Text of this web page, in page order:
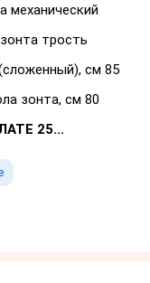
механический
трость
см 85
зонта, см 80
25...